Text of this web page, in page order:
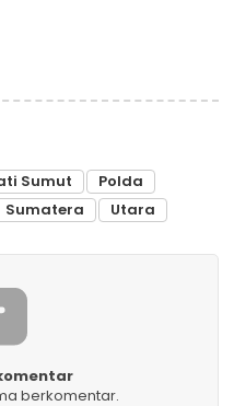
Sumut
Polda
Sumatera Utara
berkomentar.